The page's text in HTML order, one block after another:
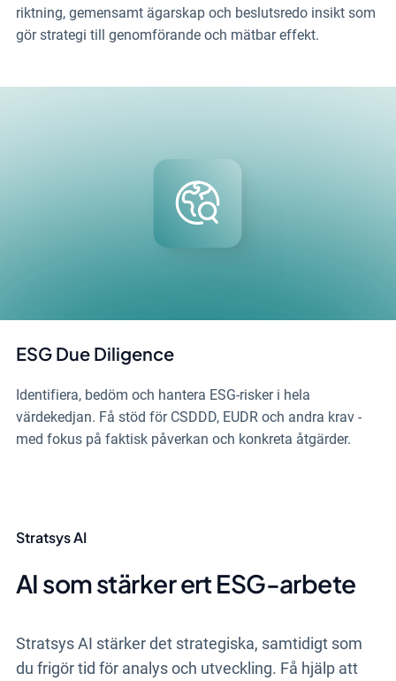
riktning, gemensamt ägarskap och beslutsredo insikt som
gör strategi till genomförande och mätbar effekt.
ESG Due Diligence
Identifiera, bedöm och hantera ESG-risker i hela
värdekedjan. Få stöd för CSDDD, EUDR och andra krav -
med fokus på faktisk påverkan och konkreta åtgärder.
Stratsys AI
AI som stärker ert ESG-arbete
Stratsys AI stärker det strategiska, samtidigt som
du frigör tid för analys och utveckling. Få hjälp att